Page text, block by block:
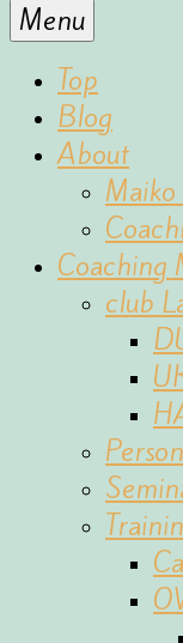
for
the
sports
Menu
Top
Blog
About
Coaching
club